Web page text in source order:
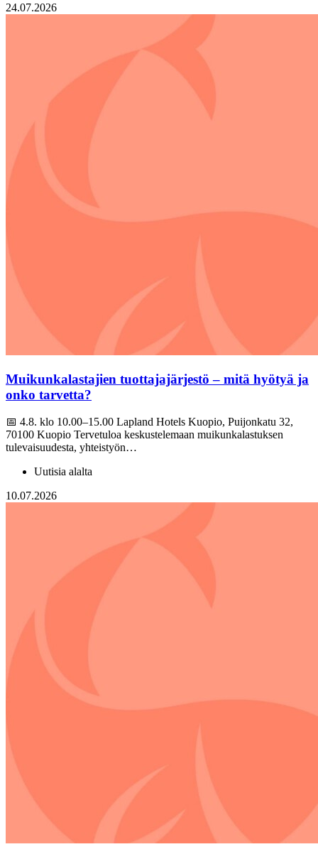
24.07.2026
Muikunkalastajien tuottajajärjestö – mitä hyötyä ja
onko tarvetta?
📅 4.8. klo 10.00–15.00 Lapland Hotels Kuopio, Puijonkatu 32,
70100 Kuopio Tervetuloa keskustelemaan muikunkalastuksen
tulevaisuudesta, yhteistyön…
Uutisia alalta
10.07.2026